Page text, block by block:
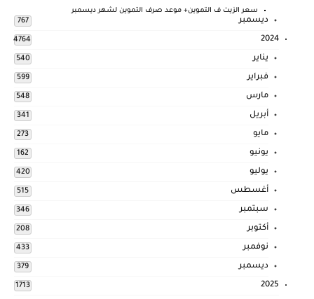
سعر الزيت ف التموين+ موعد صرف التموين لشهر ديسمبر
ديسمبر 767
2024
4764
يناير 540
فبراير 599
مارس 548
أبريل 341
مايو 273
يونيو 162
يوليو 420
أغسطس 515
سبتمبر 346
أكتوبر 208
نوفمبر 433
ديسمبر 379
2025
1713